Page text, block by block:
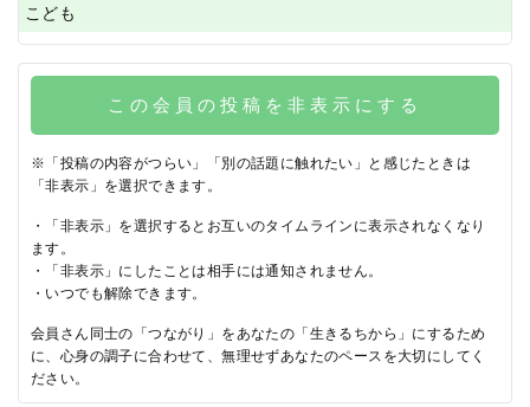
こども
この会員の投稿を非表示にする
※「投稿の内容がつらい」「別の話題に触れたい」と感じたときは
「非表示」を選択できます。
・「非表示」を選択するとお互いのタイムラインに表示されなくなり
ます。
・「非表示」にしたことは相手には通知されません。
・いつでも解除できます。
会員さん同士の「つながり」をあなたの「生きるちから」にするため
に、心身の調子に合わせて、無理せずあなたのペースを大切にしてく
ださい。